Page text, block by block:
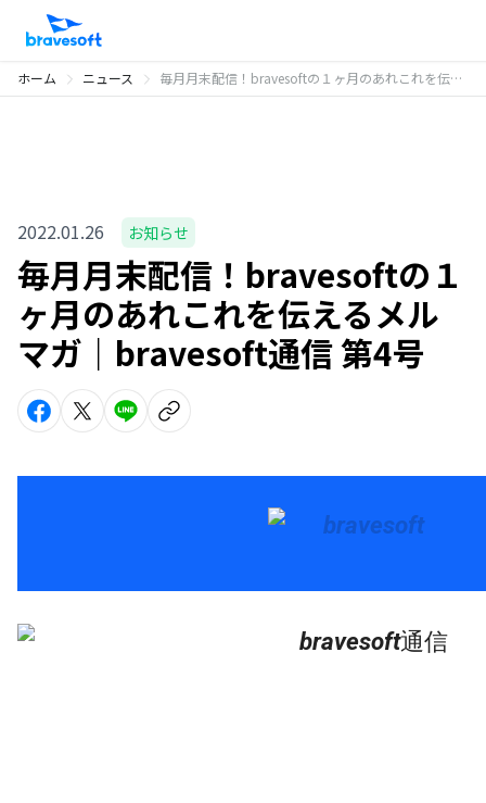
ホーム ニュース 毎月月末配信！bravesoftの１ヶ月のあれこれを伝えるメルマガ｜bravesoft通信 第4号
2022.01.26 お知らせ
毎月月末配信！bravesoftの１
ヶ月のあれこれを伝えるメル
マガ｜bravesoft通信 第4号